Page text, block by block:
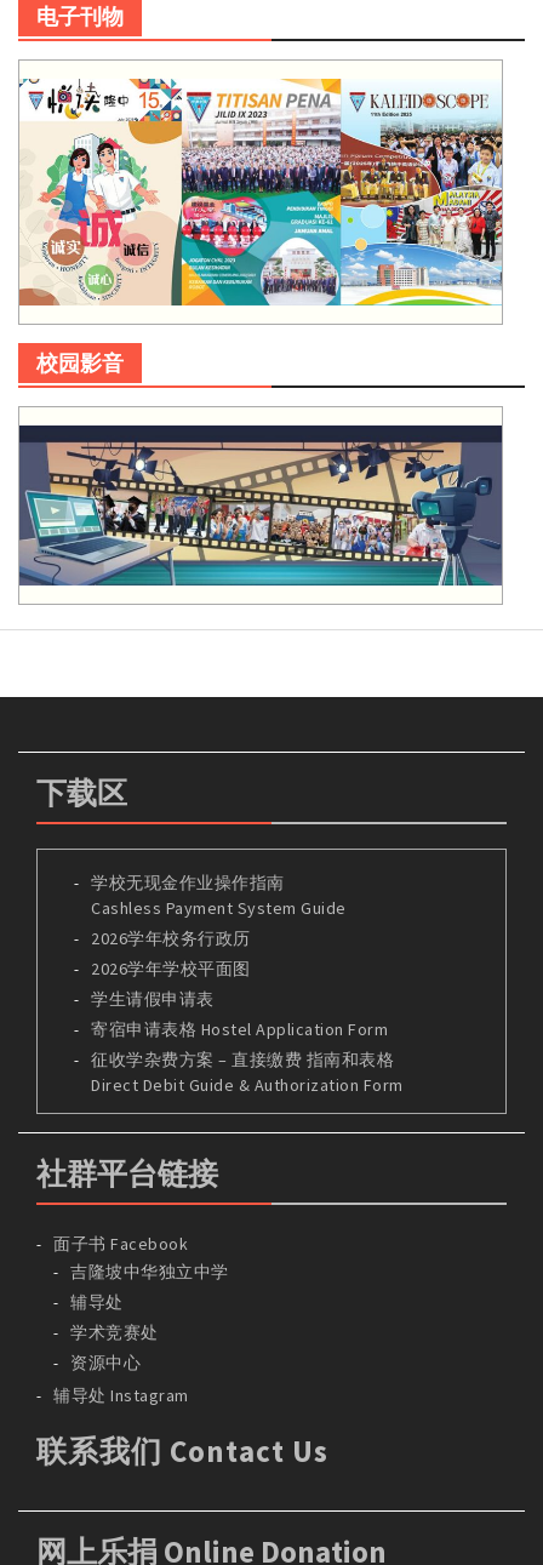
电子刊物
校园影音
下载区
学校无现金作业操作指南
Cashless Payment System Guide
2026学年校务行政历
2026学年学校平面图
学生请假申请表
寄宿申请表格 Hostel Application Form
征收学杂费方案 – 直接缴费 指南和表格
Direct Debit Guide & Authorization Form
社群平台链接
面子书 Facebook
吉隆坡中华独立中学
辅导处
学术竞赛处
资源中心
辅导处 Instagram
联系我们 Contact Us
网上乐捐 Online Donation